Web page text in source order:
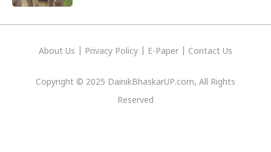
About Us Privacy Policy E-Paper Contact Us
Copyright © 2025 DainikBhaskarUP.com, All Rights
Reserved